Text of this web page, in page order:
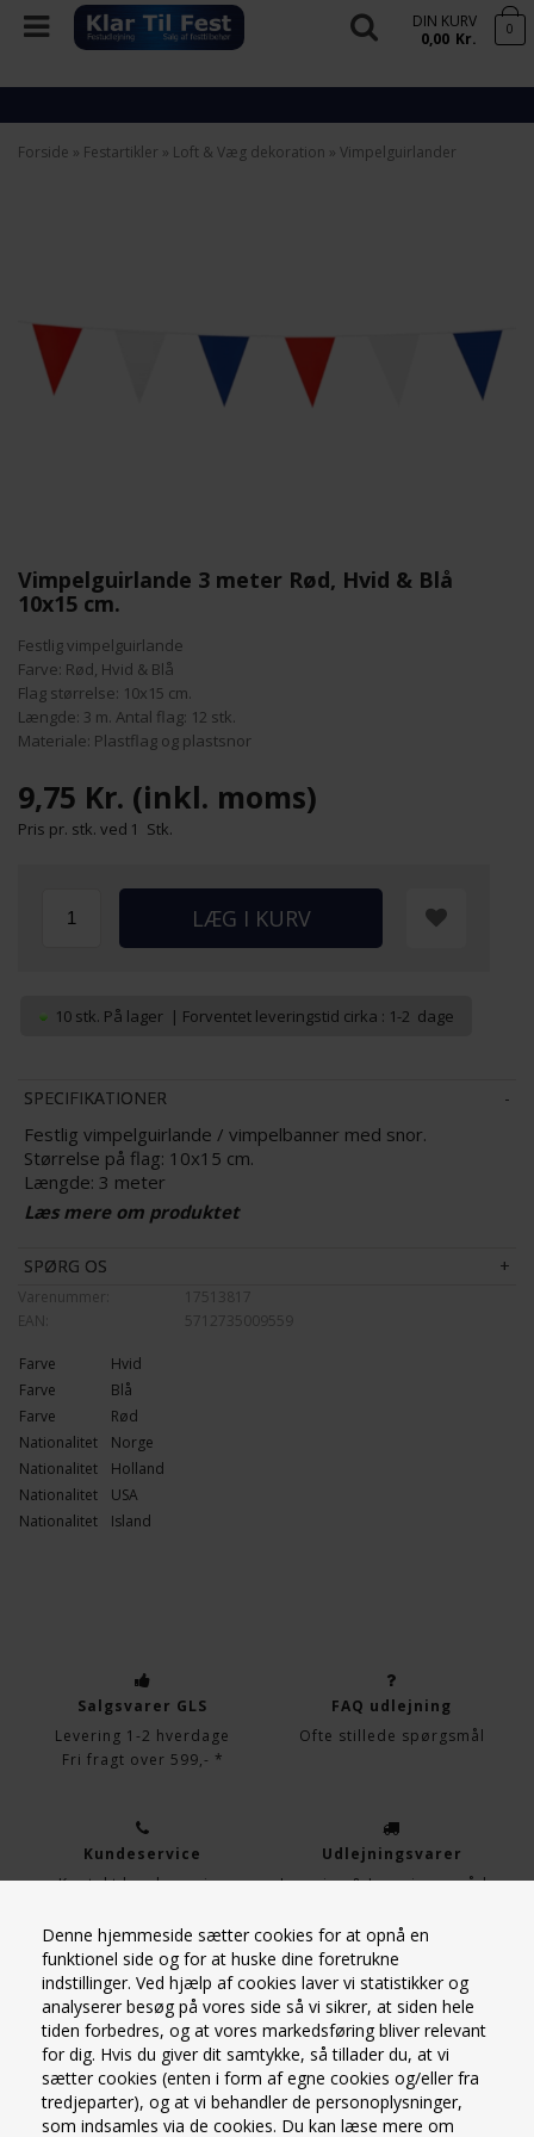
Denne hjemmeside sætter cookies for at opnå en
funktionel side og for at huske dine foretrukne
indstillinger. Ved hjælp af cookies laver vi statistikker og
analyserer besøg på vores side så vi sikrer, at siden hele
tiden forbedres, og at vores markedsføring bliver relevant
for dig. Hvis du giver dit samtykke, så tillader du, at vi
sætter cookies (enten i form af egne cookies og/eller fra
tredjeparter), og at vi behandler de personoplysninger,
som indsamles via de cookies. Du kan læse mere om
DIN KURV
0,00 Kr. 0
Forside » Festartikler » Loft & Væg dekoration » Vimpelguirlander
Vimpelguirlande 3 meter Rød, Hvid & Blå
10x15 cm.
Festlig vimpelguirlande
Farve: Rød, Hvid & Blå
Flag størrelse: 10x15 cm.
Længde: 3 m. Antal flag: 12 stk.
Materiale: Plastflag og plastsnor
9,75 Kr. (inkl. moms)
Pris pr. stk. ved 1 Stk.
10 stk. På lager | Forventet leveringstid cirka : 1-2 dage
SPECIFIKATIONER
Festlig vimpelguirlande / vimpelbanner med snor.
Størrelse på flag: 10x15 cm.
Længde: 3 meter
Antal flag: 12 flag pr. guirlande
Farve: Rød, Hvid & Blå
Pynt op med denne festlige guirlande med flag af plastik. Vi
har et bredt udvalg af farver, som alle vil give en festlig
passer dig bedst.
Læs mere om produktet
SPØRG OS
17513817
Varenummer:
5712735009559
EAN:
Farve
Hvid
Farve
Blå
Farve
Rød
Nationalitet
Norge
Nationalitet
Holland
Nationalitet
USA
Nationalitet
Island
Salgsvarer GLS
Levering 1-2 hverdage
Fri fragt over 599,- *
FAQ udlejning
Ofte stillede spørgsmål
Kundeservice
Kontakt kundeservice
Udlejningsvarer
Levering & Leveringområder
Udlejningsvarer
Afhent selv på vores lager i
Kastrup